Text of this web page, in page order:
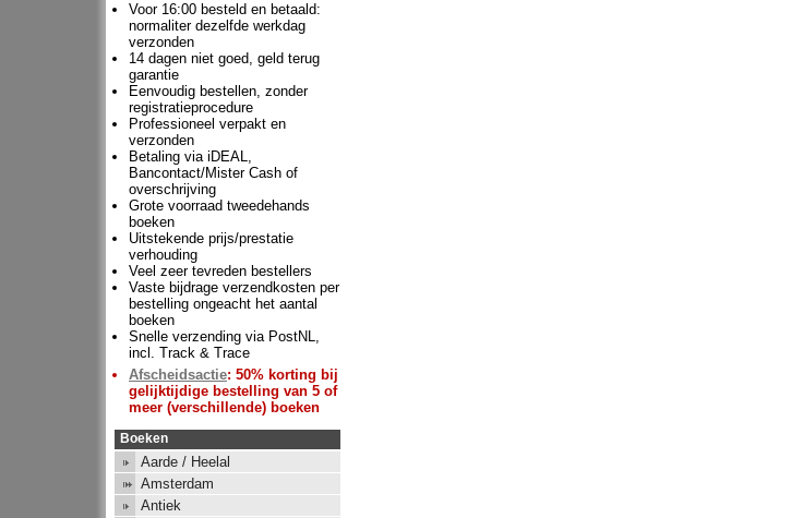
Voor 16:00 besteld en betaald:
normaliter dezelfde werkdag
verzonden
14 dagen niet goed, geld terug
garantie
Eenvoudig bestellen, zonder
registratieprocedure
Professioneel verpakt en
verzonden
Betaling via iDEAL,
Bancontact/Mister Cash of
overschrijving
Grote voorraad tweedehands
boeken
Uitstekende prijs/prestatie
verhouding
Veel zeer tevreden bestellers
Vaste bijdrage verzendkosten per
bestelling ongeacht het aantal
boeken
Snelle verzending via PostNL,
incl. Track & Trace
Afscheidsactie: 50% korting bij
gelijktijdige bestelling van 5 of
meer (verschillende) boeken
Boeken
Aarde / Heelal
Amsterdam
Antiek